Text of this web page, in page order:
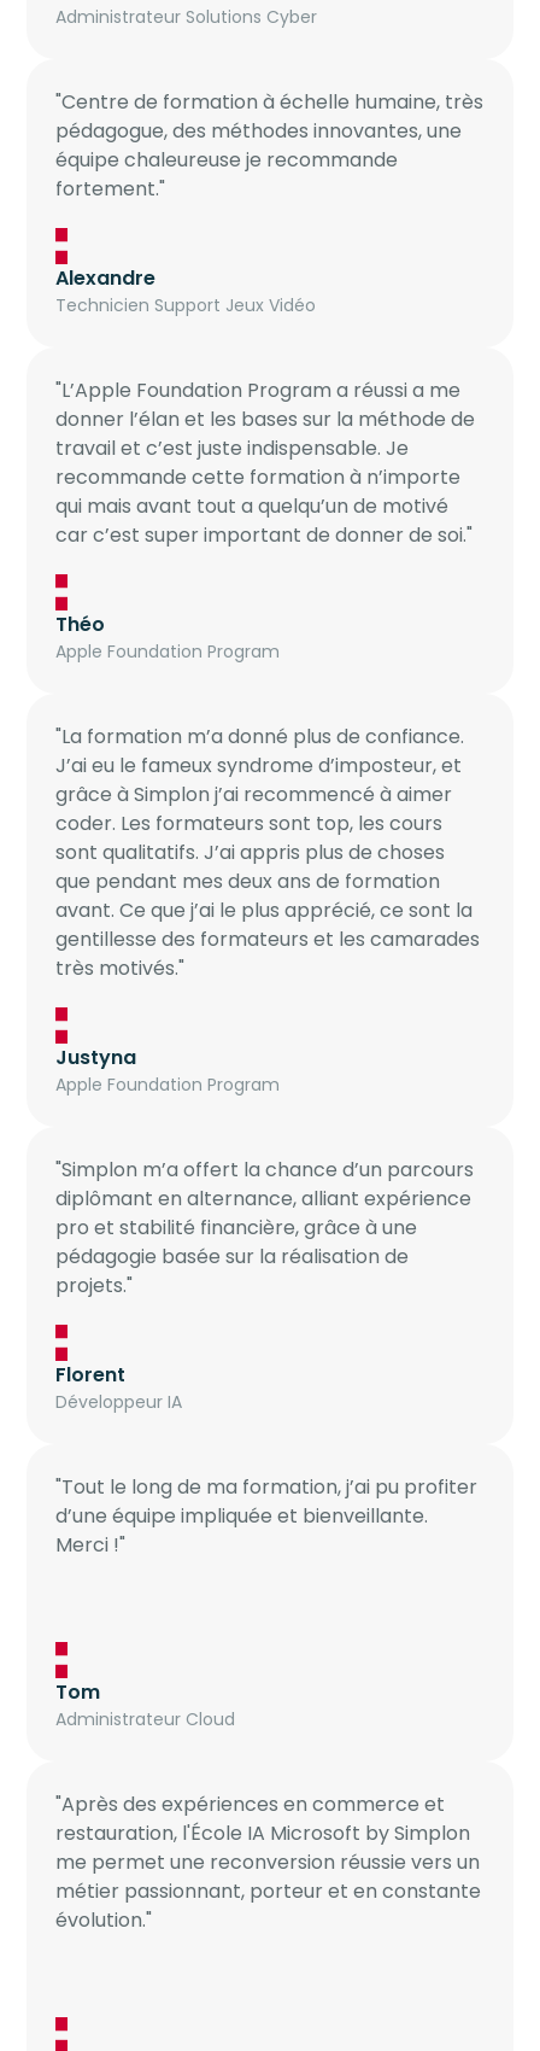
Administrateur Solutions Cyber
"Centre de formation à échelle humaine, très
pédagogue, des méthodes innovantes, une
équipe chaleureuse je recommande
fortement."
Alexandre
Technicien Support Jeux Vidéo
"L’Apple Foundation Program a réussi a me
donner l’élan et les bases sur la méthode de
travail et c’est juste indispensable. Je
recommande cette formation à n’importe
qui mais avant tout a quelqu’un de motivé
car c’est super important de donner de soi."
Théo
Apple Foundation Program
"La formation m’a donné plus de confiance.
J’ai eu le fameux syndrome d’imposteur, et
grâce à Simplon j’ai recommencé à aimer
coder. Les formateurs sont top, les cours
sont qualitatifs. J’ai appris plus de choses
que pendant mes deux ans de formation
avant. Ce que j’ai le plus apprécié, ce sont la
gentillesse des formateurs et les camarades
très motivés."
Justyna
Apple Foundation Program
"Simplon m’a offert la chance d’un parcours
diplômant en alternance, alliant expérience
pro et stabilité financière, grâce à une
pédagogie basée sur la réalisation de
projets."
Florent
Développeur IA
"Tout le long de ma formation, j’ai pu profiter
d’une équipe impliquée et bienveillante.
Merci !"
Tom
Administrateur Cloud
"Après des expériences en commerce et
restauration, l'École IA Microsoft by Simplon
me permet une reconversion réussie vers un
métier passionnant, porteur et en constante
évolution."